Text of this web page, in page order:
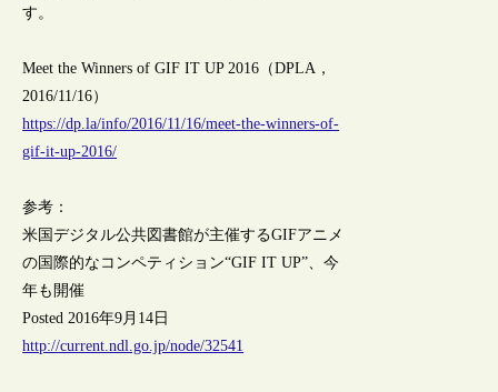
す。
Meet the Winners of GIF IT UP 2016（DPLA，
2016/11/16）
https://dp.la/info/2016/11/16/meet-the-winners-of-
gif-it-up-2016/
参考：
米国デジタル公共図書館が主催するGIFアニメ
の国際的なコンペティション“GIF IT UP”、今
年も開催
Posted 2016年9月14日
http://current.ndl.go.jp/node/32541